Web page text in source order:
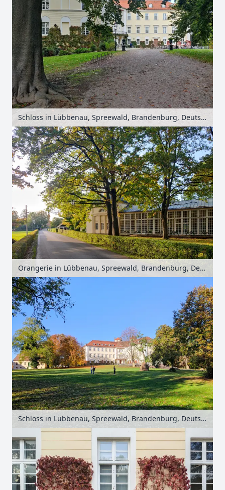
Schloss in Lübbenau, Spreewald, Brandenburg, Deutschland
Orangerie in Lübbenau, Spreewald, Brandenburg, Deutschland
Schloss in Lübbenau, Spreewald, Brandenburg, Deutschland